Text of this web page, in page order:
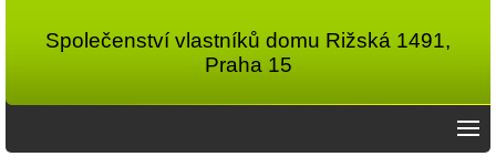
Společenství vlastníků domu Rižská 1491,
Praha 15